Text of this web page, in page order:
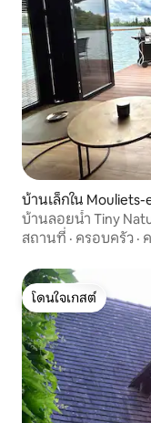
บ้านเล็กใน
บ้านลอยน้ำ Tiny
สถานที่ · ครอบครัว ·
โดนใจเกสต์
โดนใจเกสต์